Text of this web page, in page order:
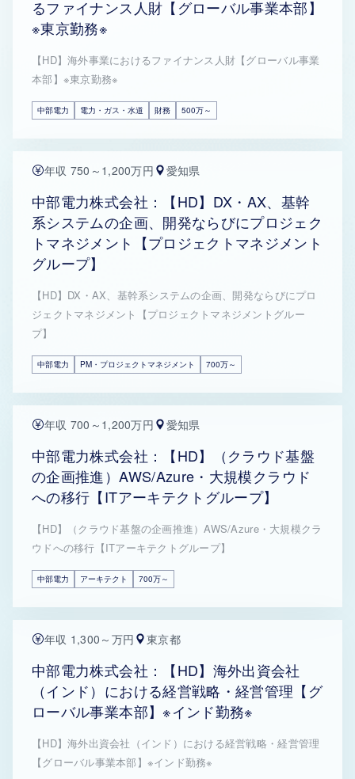
るファイナンス人財【グローバル事業本部】
※東京勤務※
【HD】海外事業におけるファイナンス人財【グローバル事業
本部】※東京勤務※
中部電力 電力・ガス・水道 財務 500万～
年収 750～1,200万円 愛知県
中部電力株式会社：【HD】DX・AX、基幹
系システムの企画、開発ならびにプロジェク
トマネジメント【プロジェクトマネジメント
グループ】
【HD】DX・AX、基幹系システムの企画、開発ならびにプロ
ジェクトマネジメント【プロジェクトマネジメントグルー
プ】
中部電力 PM・プロジェクトマネジメント 700万～
年収 700～1,200万円 愛知県
中部電力株式会社：【HD】（クラウド基盤
の企画推進）AWS/Azure・大規模クラウド
への移行【ITアーキテクトグループ】
【HD】（クラウド基盤の企画推進）AWS/Azure・大規模クラ
ウドへの移行【ITアーキテクトグループ】
中部電力 アーキテクト 700万～
年収 1,300～万円 東京都
中部電力株式会社：【HD】海外出資会社
（インド）における経営戦略・経営管理【グ
ローバル事業本部】※インド勤務※
【HD】海外出資会社（インド）における経営戦略・経営管理
【グローバル事業本部】※インド勤務※